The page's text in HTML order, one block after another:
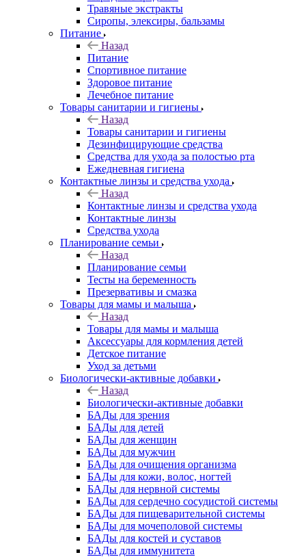
Травяные экстракты
Сиропы, элексиры, бальзамы
Питание
Назад
Питание
Спортивное питание
Здоровое питание
Лечебное питание
Товары санитарии и гигиены
Назад
Товары санитарии и гигиены
Дезинфицирующие средства
Средства для ухода за полостью рта
Ежедневная гигиена
Контактные линзы и средства ухода
Назад
Контактные линзы и средства ухода
Контактные линзы
Средства ухода
Планирование семьи
Назад
Планирование семьи
Тесты на беременность
Презервативы и смазка
Товары для мамы и малыша
Назад
Товары для мамы и малыша
Аксессуары для кормления детей
Детское питание
Уход за детьми
Биологически-активные добавки
Назад
Биологически-активные добавки
БАДы для зрения
БАДы для детей
БАДы для женщин
БАДы для мужчин
БАДы для очищения организма
БАДы для кожи, волос, ногтей
БАДы для нервной системы
БАДы для сердечно сосудистой системы
БАДы для пищеварительной системы
БАДы для мочеполовой системы
БАДы для костей и суставов
БАДы для иммунитета